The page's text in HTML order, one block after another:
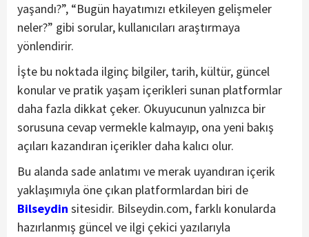
yaşandı?”, “Bugün hayatımızı etkileyen gelişmeler
neler?” gibi sorular, kullanıcıları araştırmaya
yönlendirir.
İşte bu noktada ilginç bilgiler, tarih, kültür, güncel
konular ve pratik yaşam içerikleri sunan platformlar
daha fazla dikkat çeker. Okuyucunun yalnızca bir
sorusuna cevap vermekle kalmayıp, ona yeni bakış
açıları kazandıran içerikler daha kalıcı olur.
Bu alanda sade anlatımı ve merak uyandıran içerik
yaklaşımıyla öne çıkan platformlardan biri de
Bilseydin sitesidir. Bilseydin.com, farklı konularda
hazırlanmış güncel ve ilgi çekici yazılarıyla